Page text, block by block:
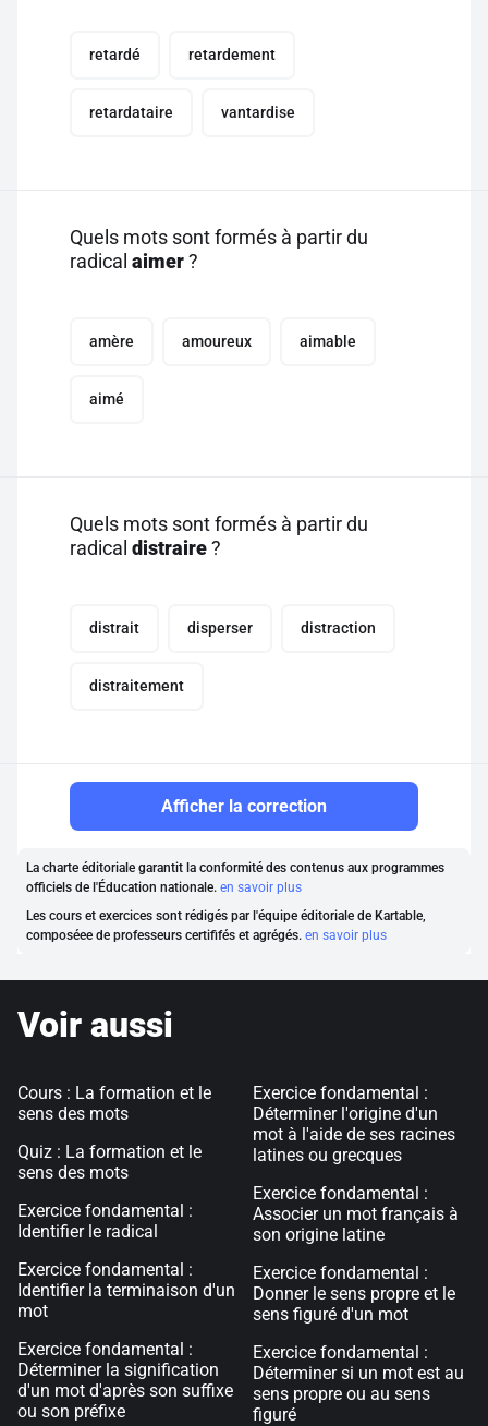
retardé retardement
retardataire vantardise
Quels mots sont formés à partir du
radical aimer?
amère amoureux aimable
aimé
Quels mots sont formés à partir du
radical distraire?
distrait disperser distraction
distraitement
Afficher la correction
La charte éditoriale garantit la conformité des contenus aux programmes
officiels de l'Éducation nationale. en savoir plus
Les cours et exercices sont rédigés par l'équipe éditoriale de Kartable,
composéee de professeurs certififés et agrégés. en savoir plus
Voir aussi
Cours : La formation et le
sens des mots
Quiz : La formation et le
sens des mots
Exercice fondamental :
Identifier le radical
Exercice fondamental :
Identifier la terminaison d'un
mot
Exercice fondamental :
Déterminer la signification
d'un mot d'après son suffixe
ou son préfixe
Exercice fondamental :
Déterminer l'origine d'un
mot à l'aide de ses racines
latines ou grecques
Exercice fondamental :
Associer un mot français à
son origine latine
Exercice fondamental :
Donner le sens propre et le
sens figuré d'un mot
Exercice fondamental :
Déterminer si un mot est au
sens propre ou au sens
figuré